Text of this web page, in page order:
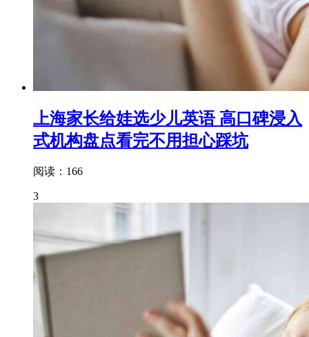
上海家长给娃选少儿英语 高口碑浸入
式机构盘点看完不用担心踩坑
阅读：166
3